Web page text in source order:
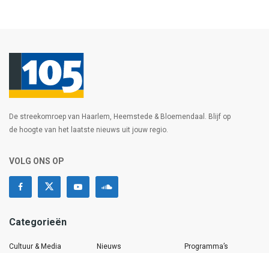
De streekomroep van Haarlem, Heemstede & Bloemendaal. Blijf op
de hoogte van het laatste nieuws uit jouw regio.
VOLG ONS OP
Categorieën
Cultuur & Media
Nieuws
Programma’s